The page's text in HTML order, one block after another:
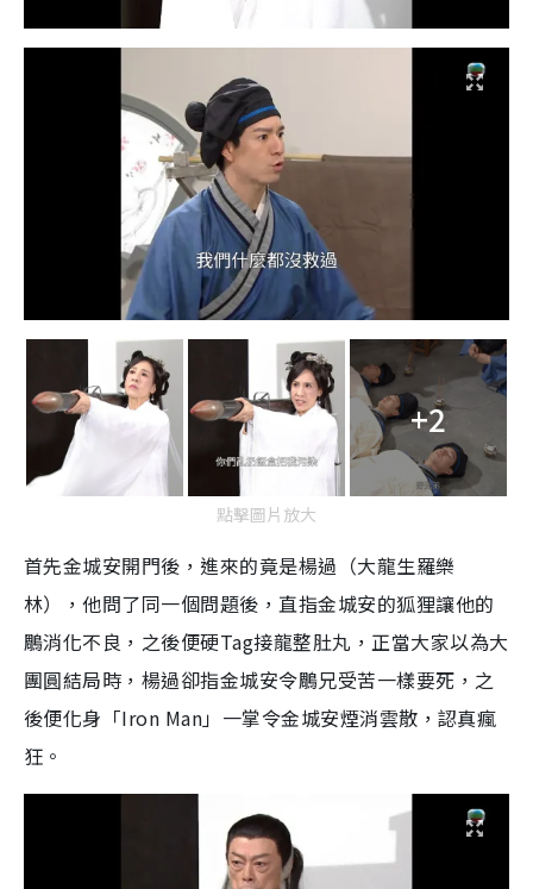
+2
點擊圖片放大
首先金城安開門後，進來的竟是楊過（大龍生羅樂
林），他問了同一個問題後，直指金城安的狐狸讓他的
鵰消化不良，之後便硬Tag接龍整肚丸，正當大家以為大
團圓結局時，楊過卻指金城安令鵰兄受苦一樣要死，之
後便化身「Iron Man」一掌令金城安煙消雲散，認真瘋
狂。